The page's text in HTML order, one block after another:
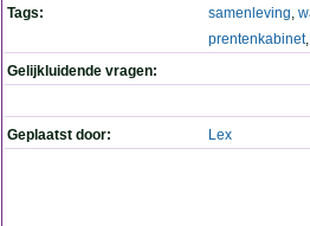
Tags:
samenleving,
prentenkabinet
Gelijkluidende vragen:
Geplaatst door: Lex